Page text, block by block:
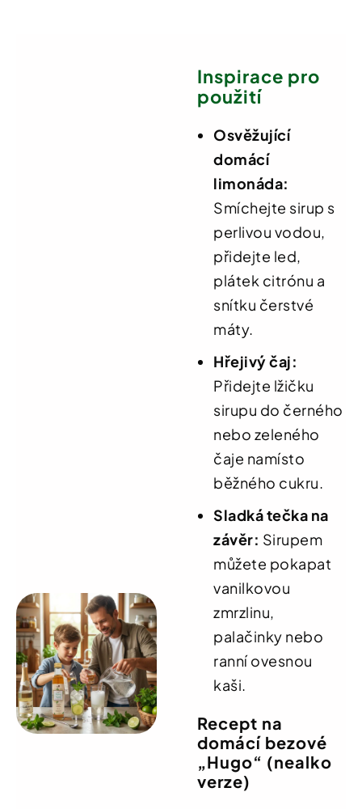
Inspirace pro
použití
Osvěžující
domácí
limonáda:
Smíchejte sirup s
perlivou vodou,
přidejte led,
plátek citrónu a
snítku čerstvé
máty.
Hřejivý čaj:
Přidejte lžičku
sirupu do černého
nebo zeleného
čaje namísto
běžného cukru.
Sladká tečka na
závěr: Sirupem
můžete pokapat
vanilkovou
zmrzlinu,
palačinky nebo
ranní ovesnou
kaši.
Recept na
domácí bezové
„Hugo“ (nealko
verze)